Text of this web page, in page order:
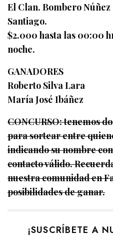
El Clan. Bombero
Santiago.
$2.000 hasta las 00:00
noche.
GANADORES
Roberto Silva Lara
María José Ibáñez
CONCURSO: tenemos
para sortear entre
indicando su nombre
contacto válido.
nuestra comunidad en
posibilidades de ganar.
¡SUSCRÍBETE A